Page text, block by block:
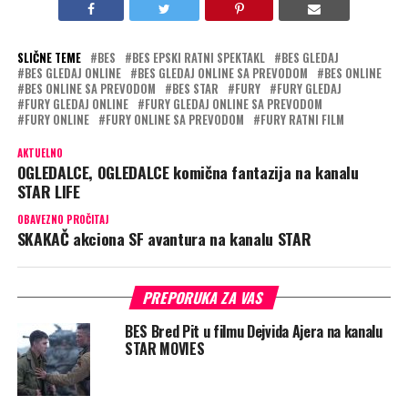
SLIČNE TEME BES BES EPSKI RATNI SPEKTAKL
BES GLEDAJ
BES GLEDAJ ONLINE
BES GLEDAJ ONLINE SA PREVODOM
BES ONLINE
BES ONLINE SA PREVODOM
BES STAR FURY
FURY GLEDAJ
FURY GLEDAJ ONLINE
FURY GLEDAJ ONLINE SA PREVODOM
FURY ONLINE
FURY ONLINE SA PREVODOM FURY RATNI FILM
AKTUELNO
OGLEDALCE, OGLEDALCE komična fantazija na kanalu
STAR LIFE
OBAVEZNO PROČITAJ
SKAKAČ akciona SF avantura na kanalu STAR
PREPORUKA ZA VAS
BES Bred Pit u filmu Dejvida Ajera na kanalu
STAR MOVIES